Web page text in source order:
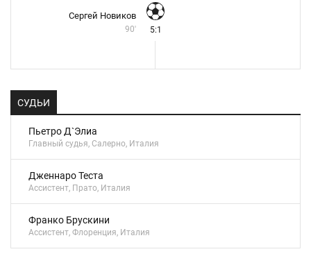
Сергей Новиков
90' 5:1
СУДЬИ
Пьетро Д`Элиа
Главный судья, Салерно, Италия
Дженнаро Теста
Ассистент, Прато, Италия
Франко Брускини
Ассистент, Флоренция, Италия